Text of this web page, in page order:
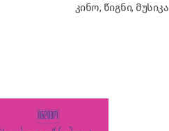
კინო, წიგნი, მუსიკა